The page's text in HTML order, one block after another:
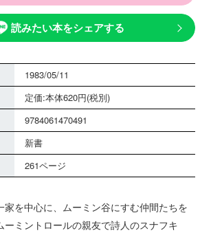
読みたい本をシェアする
1983/05/11
定価:本体620円(税別)
9784061470491
新書
261ページ
家を中心に、ムーミン谷にすむ仲間たちを
ーミントロールの親友で詩人のスナフキ